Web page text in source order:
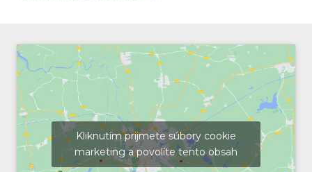
Kliknutím prijmete súbory cookie
marketing a povolíte tento obsah